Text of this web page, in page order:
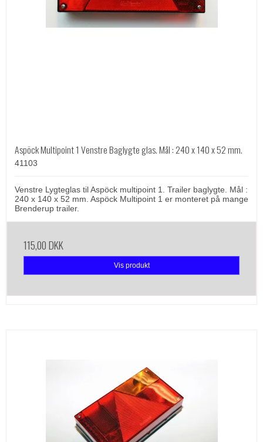
Aspöck Multipoint 1 Venstre Baglygte glas. Mål : 240 x 140 x 52 mm.
41103
Venstre Lygteglas til Aspöck multipoint 1. Trailer baglygte. Mål :
240 x 140 x 52 mm. Aspöck Multipoint 1 er monteret på mange
Brenderup trailer.
115,00 DKK
Vis produkt